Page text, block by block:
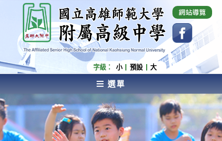
內
容
國立高雄師範大學附屬高級中學 Affiliated Senior
High School of National Kaohsiung Normal
University
字級： 小 預設 大
選單
AFFILIATED SENIOR HIGH SCHOOL OF NATIONAL
KAOHSIUNG NORMAL UNIVERSITY